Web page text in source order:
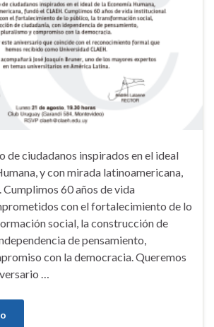
de ciudadanos inspirados en el ideal
y con mirada latinoamericana,
60 años de vida
con el fortalecimiento de lo
social, la construcción de
de pensamiento,
con la democracia. Queremos
…